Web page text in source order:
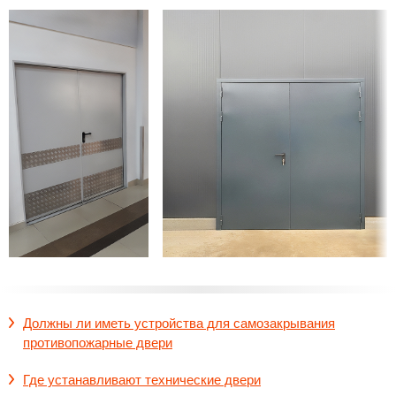
Должны ли иметь устройства для самозакрывания
противопожарные двери
Где устанавливают технические двери